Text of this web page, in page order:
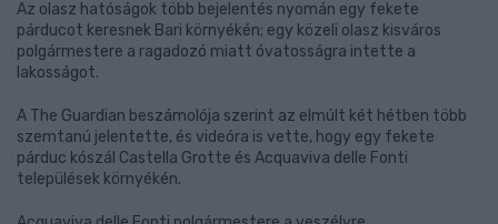
Az olasz hatóságok több bejelentés nyomán egy fekete
párducot keresnek Bari környékén; egy közeli olasz kisváros
polgármestere a ragadozó miatt óvatosságra intette a
lakosságot.
A The Guardian beszámolója szerint az elmúlt két hétben több
szemtanú jelentette, és videóra is vette, hogy egy fekete
párduc kószál Castella Grotte és Acquaviva delle Fonti
települések környékén.